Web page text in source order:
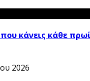
κάνεις κάθε
2026